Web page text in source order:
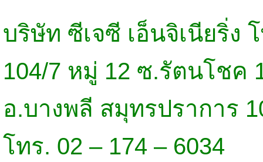
บริษัท ซีเจซี เอ็นจิเนียริ่ง
104/7 หมู่ 12 ซ.รัตนโชค
อ.บางพลี สมุทรปราการ
โทร. 02 – 174 – 6034